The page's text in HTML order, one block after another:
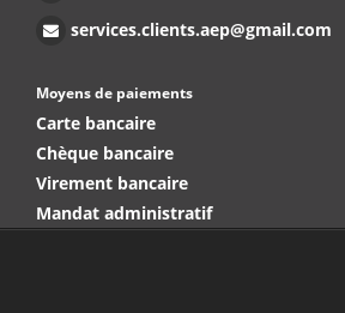
services.clients.aep@gmail.com
Moyens de paiements
Carte bancaire
Chèque bancaire
Virement bancaire
Mandat administratif